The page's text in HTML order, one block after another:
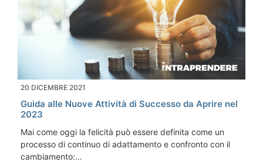
20 DICEMBRE 2021
Guida alle Nuove Attività di Successo da Aprire nel
2023
Mai come oggi la felicità può essere definita come un
processo di continuo di adattamento e confronto con il
cambiamento:…